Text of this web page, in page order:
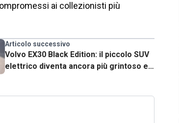
ai collezionisti più
Articolo successivo
Volvo EX30 Black Edition: il piccolo SUV
elettrico diventa ancora più grintoso e